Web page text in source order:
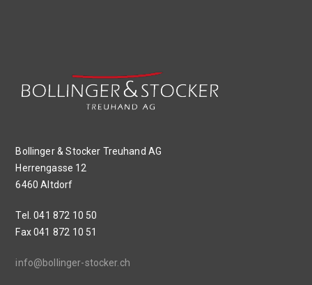
Bollinger & Stocker Treuhand AG
Herrengasse 12
6460 Altdorf
Tel. 041 872 10 50
Fax 041 872 10 51
info@bollinger-stocker.ch